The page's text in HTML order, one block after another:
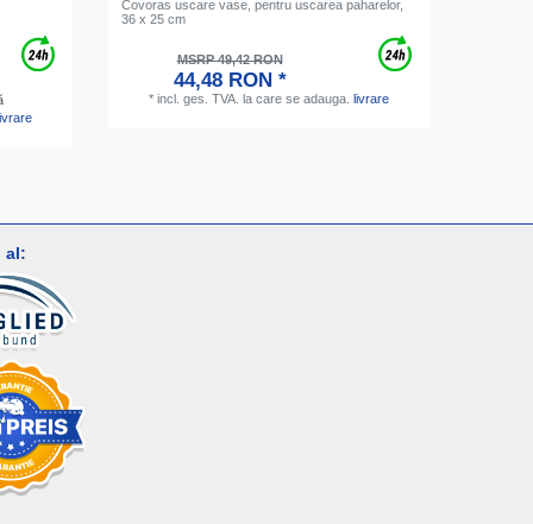
Covoras uscare vase, pentru uscarea paharelor,
36 x 25 cm
MSRP 49,42 RON
44,48 RON *
* incl. ges. TVA. la care se adauga. livrare
al: